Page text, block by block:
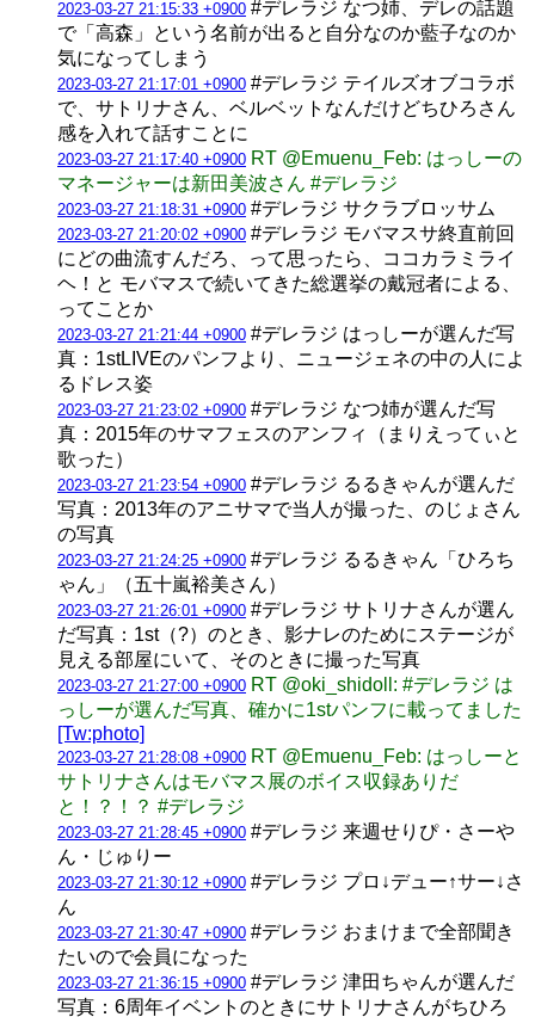
2023-03-27 21:15:33 +0900 #デレラジ なつ姉、デレの話題
で「高森」という名前が出ると自分なのか藍子なのか
気になってしまう
2023-03-27 21:17:01 +0900 #デレラジ テイルズオブコラボ
で、サトリナさん、ベルベットなんだけどちひろさん
感を入れて話すことに
2023-03-27 21:17:40 +0900 RT @Emuenu_Feb: はっしーの
マネージャーは新田美波さん #デレラジ
2023-03-27 21:18:31 +0900 #デレラジ サクラブロッサム
2023-03-27 21:20:02 +0900 #デレラジ モバマスサ終直前回
にどの曲流すんだろ、って思ったら、ココカラミライ
ヘ！と モバマスで続いてきた総選挙の戴冠者による、
ってことか
2023-03-27 21:21:44 +0900 #デレラジ はっしーが選んだ写
真：1stLIVEのパンフより、ニュージェネの中の人によ
るドレス姿
2023-03-27 21:23:02 +0900 #デレラジ なつ姉が選んだ写
真：2015年のサマフェスのアンフィ（まりえってぃと
歌った）
2023-03-27 21:23:54 +0900 #デレラジ るるきゃんが選んだ
写真：2013年のアニサマで当人が撮った、のじょさん
の写真
2023-03-27 21:24:25 +0900 #デレラジ るるきゃん「ひろち
ゃん」（五十嵐裕美さん）
2023-03-27 21:26:01 +0900 #デレラジ サトリナさんが選ん
だ写真：1st（?）のとき、影ナレのためにステージが
見える部屋にいて、そのときに撮った写真
2023-03-27 21:27:00 +0900 RT @oki_shidoll: #デレラジ は
っしーが選んだ写真、確かに1stパンフに載ってました
[Tw:photo]
2023-03-27 21:28:08 +0900 RT @Emuenu_Feb: はっしーと
サトリナさんはモバマス展のボイス収録ありだ
と！？！？ #デレラジ
2023-03-27 21:28:45 +0900 #デレラジ 来週せりぴ・さーや
ん・じゅりー
2023-03-27 21:30:12 +0900 #デレラジ プロ↓デュー↑サー↓さ
ん
2023-03-27 21:30:47 +0900 #デレラジ おまけまで全部聞き
たいので会員になった
2023-03-27 21:36:15 +0900 #デレラジ 津田ちゃんが選んだ
写真：6周年イベントのときにサトリナさんがちひろ